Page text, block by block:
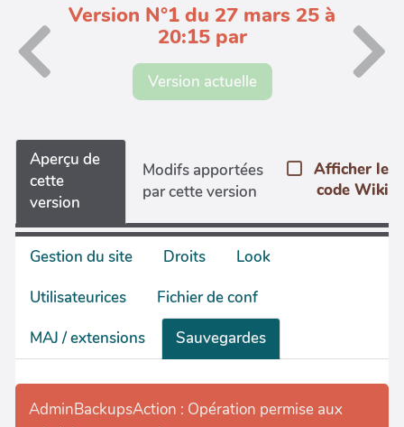
Version N°1 du 27 mars 25 à
20:15 par
Version actuelle
Aperçu de
cette
version
Modifs apportées
par cette version
Afficher le
code Wiki